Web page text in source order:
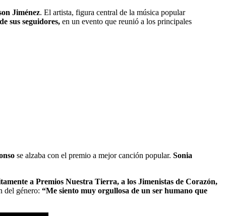
Jiménez. El artista, figura central de la música popular
sus seguidores, en un evento que reunió a los principales
se alzaba con el premio a mejor canción popular. Sonia
a Premios Nuestra Tierra, a los Jimenistas de Corazón,
del género: “Me siento muy orgullosa de un ser humano que